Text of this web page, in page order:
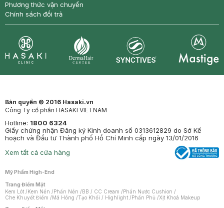
Phương thức vận chuyển
Chính sách đổi trả
Bản quyền © 2016 Hasaki.vn
Công Ty cổ phần HASAKI VIETNAM
Hotline: 1800 6324
Giấy chứng nhận Đăng ký Kinh doanh số 0313612829 do Sở Kế
hoạch và Đầu tư Thành phố Hồ Chí Minh cấp ngày 13/01/2016
Xem tất cả cửa hàng
Mỹ Phẩm High-End
Trang Điểm Mặt
Kem Lót /Kem Nền /Phấn Nền /BB / CC Cream /Phấn Nước Cushion /
Che Khuyết Điểm /Má Hồng /Tạo Khối / Highlight /Phấn Phủ /Xịt Khoá Makeup